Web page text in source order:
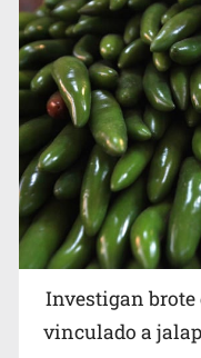
Investigan brote
vinculado a